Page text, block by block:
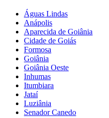
Águas Lindas
Anápolis
Aparecida de Goiânia
Cidade de Goiás
Formosa
Goiânia
Goiânia Oeste
Inhumas
Itumbiara
Jataí
Luziânia
Senador Canedo